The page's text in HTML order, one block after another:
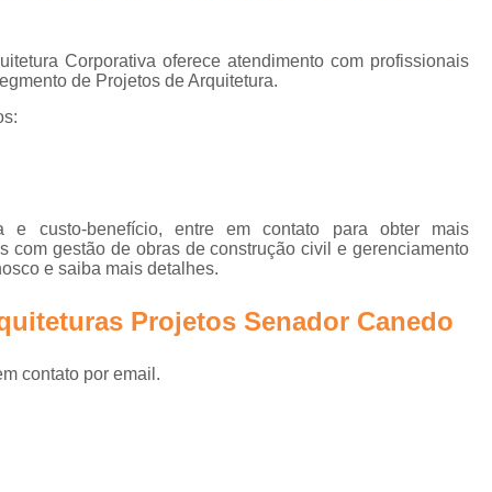
Design Biofílico
Design Biofílico em Goiânia
Arquitetura
Arquitetura de Salas
Escritório Arquitetura
Corporativa oferece atendimento com profissionais
de Projetos de Arquitetura.
e custo-benefício, entre em contato para obter mais
com gestão de obras de construção civil e gerenciamento
e saiba mais detalhes.
Projetos Senador Canedo
contato por email.